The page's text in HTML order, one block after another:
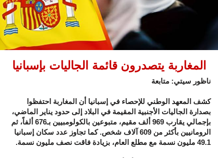
المغاربة يتصدرون قائمة الجاليات بإسبانيا
ناظور سيتي: متابعة
كشف المعهد الوطني للإحصاء في إسبانيا أن المغاربة احتفظوا
بصدارة الجاليات الأجنبية المقيمة في البلاد إلى حدود يناير الماضي،
بإجمالي يقارب 969 ألف مقيم، متبوعين بالكولومبيين بـ676 ألفاً، ثم
الرومانيين بأكثر من 609 آلاف شخص. كما تجاوز عدد سكان إسبانيا
49.1 مليون نسمة مع مطلع العام، بزيادة فاقت نصف مليون نسمة.